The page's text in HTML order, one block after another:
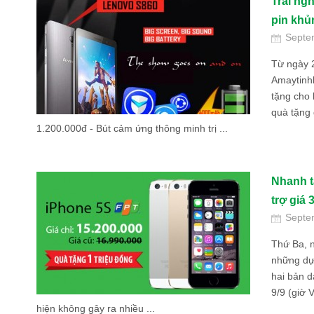
pin
Từ ngày
tặng cho
quà tặng
1.200.000đ - Bút cảm ứng thông minh trị ...
Nhanh
trợ giá
Thứ Ba,
những
hai bản
9/9 (giờ
hiện không gây ra nhiều ...